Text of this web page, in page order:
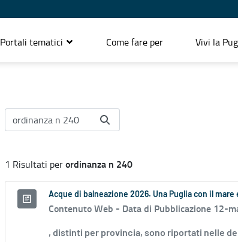
Portali tematici Come fare per Vivi la
1 Risultati perordinanza n 240
Acque di balneazione 2026. Una Puglia con il mare
Contenuto Web - Data di Pubblicazione 12-
, distinti per provincia, sono riportati nelle